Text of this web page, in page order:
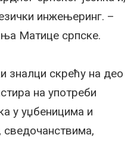
инжењеринг. –
Матице српске.
зналци скрећу на део
на употреби
у уџбеницима и
сведочанствима,